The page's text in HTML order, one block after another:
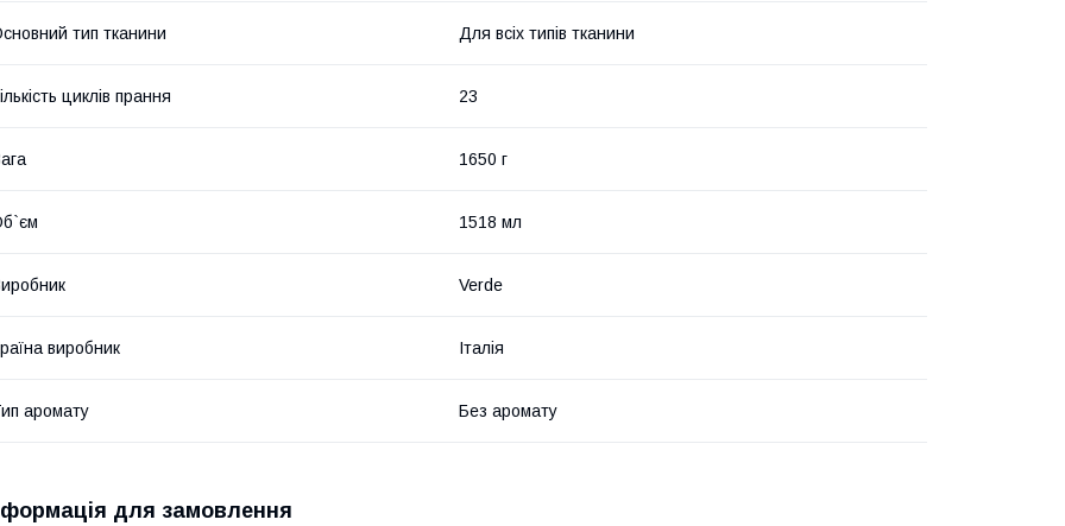
тип тканини Для всіх типів тканини
циклів прання 23
1650 г
1518 мл
Verde
виробник Італія
аромату Без аромату
для замовлення